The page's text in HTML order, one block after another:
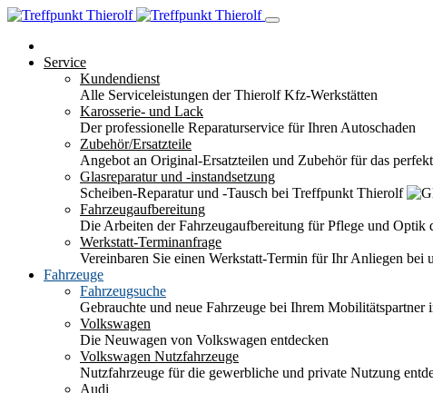
Service
Kundendienst
Alle Serviceleistungen der Thierolf Kfz-Werkstätten
Karosserie- und Lack
Der professionelle Reparaturservice für Ihren Autoschaden
Zubehör/Ersatzteile
Angebot an Original-Ersatzteilen und Zubehör für das
Glasreparatur und -instandsetzung
Scheiben-Reparatur und -Tausch bei Treffpunkt Thierolf
Fahrzeugaufbereitung
Die Arbeiten der Fahrzeugaufbereitung für Pflege und Optik
Werkstatt-Terminanfrage
Vereinbaren Sie einen Werkstatt-Termin für Ihr Anliegen bei
Fahrzeuge
Fahrzeugsuche
Gebrauchte und neue Fahrzeuge bei Ihrem Mobilitätspartner
Volkswagen
Die Neuwagen von Volkswagen entdecken
Volkswagen Nutzfahrzeuge
Nutzfahrzeuge für die gewerbliche und private Nutzung
Audi